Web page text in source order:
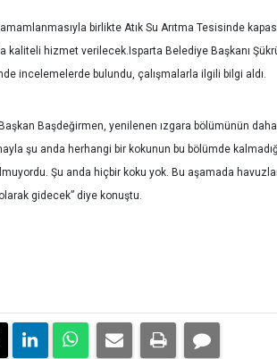
birlikte Atık Su Arıtma Tesisinde
kaliteli hizmet verilecek.Isparta Belediye Başkanı
incelemelerde bulundu, çalışmalarla ilgili bilgi aldı.
Başdeğirmen, yenilenen ızgara bölümünün
şu anda herhangi bir kokunun bu bölümde
Şu anda hiçbir koku yok. Bu aşamada
gidecek” diye konuştu.